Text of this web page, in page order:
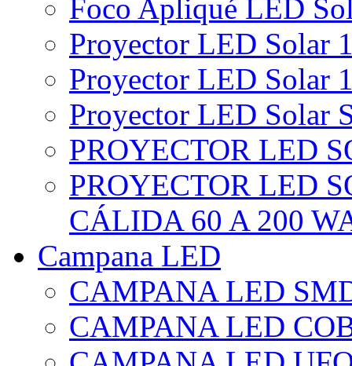
Foco Apliqué LED
Proyector LED Solar
Proyector LED Solar
Proyector LED Solar
PROYECTOR LED
PROYECTOR LED
CÁLIDA 60 A 200
Campana LED
CAMPANA LED
CAMPANA LED